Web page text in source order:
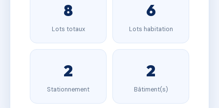
8
Lots totaux
6
Lots habitation
2
Stationnement
2
Bâtiment(s)